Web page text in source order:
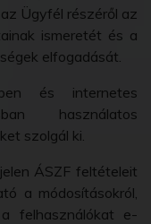
Ügyfél részéről az
ismeretét és a
elfogadását.
és internetes
használatos
szolgál ki.
ÁSZF feltételeit
a módosításokról,
felhasználókat e-